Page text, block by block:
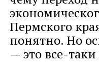
Пермского
понятно. Но
— это все-